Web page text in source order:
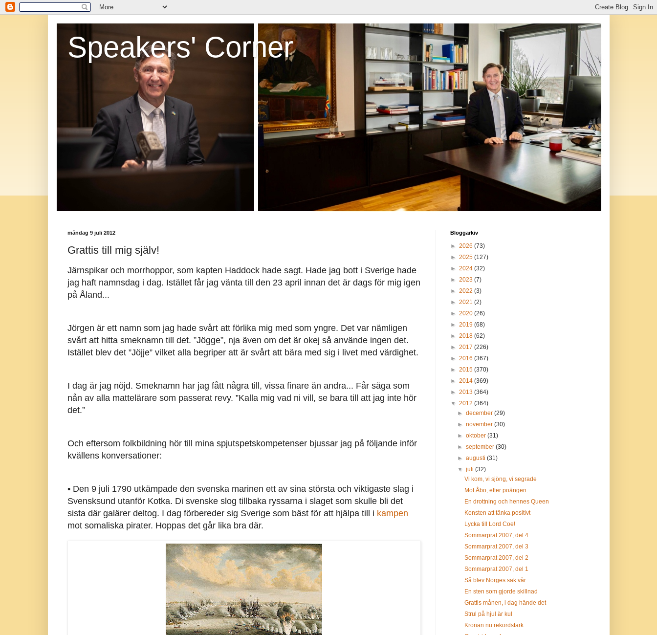
Speakers' Corner
måndag 9 juli 2012
Grattis till mig själv!
Järnspikar och morrhoppor, som kapten Haddock hade sagt. Hade jag bott i Sverige hade
jag haft namnsdag i dag. Istället får jag vänta till den 23 april innan det är dags för mig igen
på Åland...
Jörgen är ett namn som jag hade svårt att förlika mig med som yngre. Det var nämligen
svårt att hitta smeknamn till det. ”Jögge”, nja även om det är okej så använde ingen det.
Istället blev det ”Jöjje” vilket alla begriper att är svårt att bära med sig i livet med värdighet.
I dag är jag nöjd. Smeknamn har jag fått några till, vissa finare än andra... Får säga som
nån av alla mattelärare som passerat revy. ”Kalla mig vad ni vill, se bara till att jag inte hör
det.”
Och eftersom folkbildning hör till mina spjutspetskompetenser bjussar jag på följande inför
kvällens konversationer:
• Den 9 juli 1790 utkämpade den svenska marinen ett av sina största och viktigaste slag i
Svensksund utanför Kotka. Di svenske slog tillbaka ryssarna i slaget som skulle bli det
sista där galärer deltog. I dag förbereder sig Sverige som bäst för att hjälpa till i kampen
mot somaliska pirater. Hoppas det går lika bra där.
Bloggarkiv
► 2026 (73)
► 2025 (127)
► 2024 (32)
► 2023 (7)
► 2022 (3)
► 2021 (2)
► 2020 (26)
► 2019 (68)
► 2018 (62)
► 2017 (226)
► 2016 (367)
► 2015 (370)
► 2014 (369)
► 2013 (364)
▼ 2012 (364)
► december (29)
► november (30)
► oktober (31)
► september (30)
► augusti (31)
▼ juli (32)
Vi kom, vi sjöng, vi segrade
Mot Åbo, efter poängen
En drottning och hennes Queen
Konsten att tänka positivt
Lycka till Lord Coe!
Sommarprat 2007, del 4
Sommarprat 2007, del 3
Sommarprat 2007, del 2
Sommarprat 2007, del 1
Så blev Norges sak vår
En sten som gjorde skillnad
Grattis månen, i dag hände det
Strul på hjul är kul
Kronan nu rekordstark